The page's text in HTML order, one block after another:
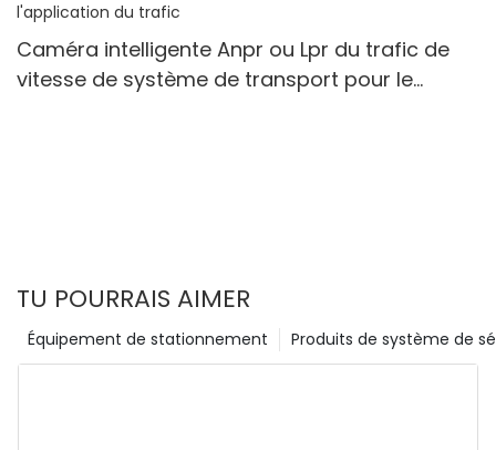
Caméra intelligente Anpr ou Lpr du trafic de
vitesse de système de transport pour le
TU POURRAIS AIMER
Produits de système de
Équipement de stationnement